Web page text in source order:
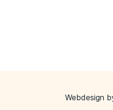
Webdesign